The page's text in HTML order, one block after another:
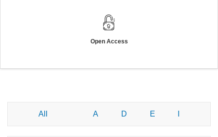
Open Access
All A D E